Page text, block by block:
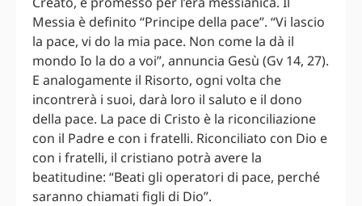
Messia è definito “Principe della pace”. “Vi lascio
la pace, vi do la mia pace. Non come la dà il
mondo Io la do a voi”, annuncia Gesù (Gv 14, 27).
E analogamente il Risorto, ogni volta che
incontrerà i suoi, darà loro il saluto e il dono
della pace. La pace di Cristo è la riconciliazione
con il Padre e con i fratelli. Riconciliato con Dio e
con i fratelli, il cristiano potrà avere la
beatitudine: “Beati gli operatori di pace, perché
saranno chiamati figli di Dio”.